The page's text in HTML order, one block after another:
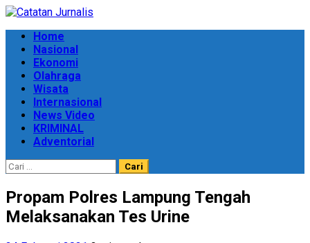
Skip
content
Primary
Menu
Home
Nasional
Ekonomi
Olahraga
Wisata
Internasional
News Video
KRIMINAL
Adventorial
Cari
untuk:
Propam Polres Lampung Tengah
Melaksanakan Tes Urine